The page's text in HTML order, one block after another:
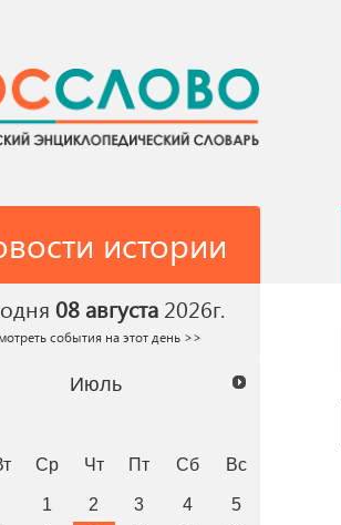
истории
08 августа 2026г.
события на этот день >>
Июль
Ср Чт Пт Сб Вс
1 2 3 4
5